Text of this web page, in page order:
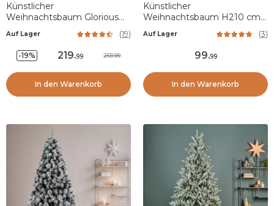
Künstlicher
Weihnachtsbaum Glorious
Auf Lager (19)
-19% 219.99 269.99
In den Warenkorb
Künstlicher
Weihnachtsbaum H210 cm
Auf Lager (3)
99.99
In den Warenkorb